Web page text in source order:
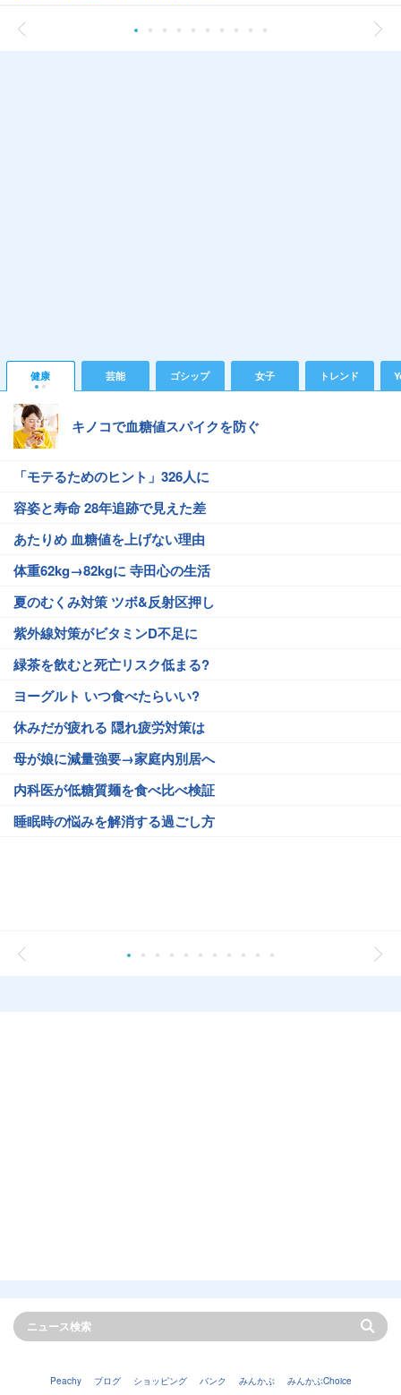
健康 芸能 ゴシップ 女子 トレンド
キノコで血糖値スパイクを防ぐ
「モテるためのヒント」326人に
容姿と寿命 28年追跡で見えた差
あたりめ 血糖値を上げない理由
体重62kg→82kgに 寺田心の生活
夏のむくみ対策 ツボ&反射区押し
紫外線対策がビタミンD不足に
緑茶を飲むと死亡リスク低まる?
ヨーグルト いつ食べたらいい?
休みだが疲れる 隠れ疲労対策は
母が娘に減量強要→家庭内別居へ
内科医が低糖質麺を食べ比べ検証
睡眠時の悩みを解消する過ごし方
Peachy ブログ ショッピング バンク みんかぶ みんかぶChoice